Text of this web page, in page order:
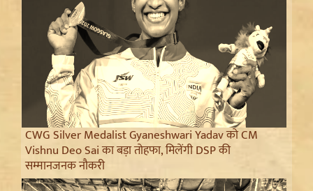
CWG Silver Medalist Gyaneshwari Yadav को CM
Vishnu Deo Sai का बड़ा तोहफा, मिलेंगी DSP की
सम्मानजनक नौकरी